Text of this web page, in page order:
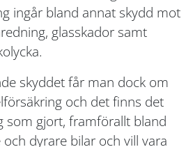
ingår bland annat skydd mot
glasskador samt
skyddet får man dock om
och det finns det
som gjort, framförallt bland
dyrare bilar och vill vara